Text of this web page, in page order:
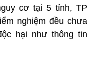
cơ tại 5 tỉnh, TP
nghiệm đều chưa
hại như thông tin